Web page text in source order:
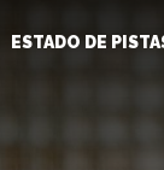
ESTADO DE